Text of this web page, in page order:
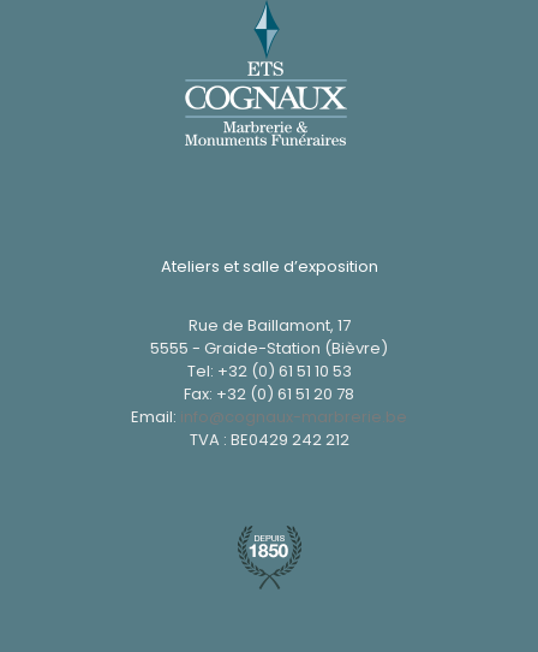
Ateliers et salle d’exposition
Rue de Baillamont, 17
5555 - Graide-Station (Bièvre)
Tel: +32 (0) 61 51 10 53
Fax: +32 (0) 61 51 20 78
Email: info@cognaux-marbrerie.be
TVA : BE0429 242 212